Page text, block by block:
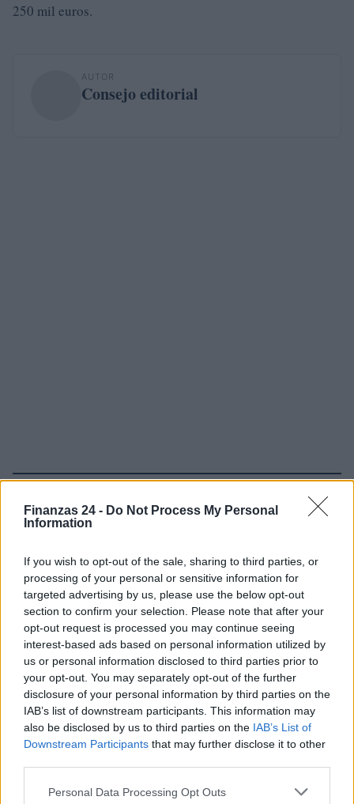
Finanzas 24 - Do Not Process My Personal
Information
If you wish to opt-out of the sale, sharing to third parties, or
processing of your personal or sensitive information for
targeted advertising by us, please use the below opt-out
section to confirm your selection. Please note that after your
opt-out request is processed you may continue seeing
interest-based ads based on personal information utilized by
us or personal information disclosed to third parties prior to
your opt-out. You may separately opt-out of the further
disclosure of your personal information by third parties on the
IAB’s list of downstream participants. This information may
also be disclosed by us to third parties on the IAB’s List of
Downstream Participants that may further disclose it to other
Please note that this website/app uses one or more Google
Personal Data Processing Opt Outs
250 mil euros.
AUTOR
Consejo editorial
Sigue leyendo
El empresario José Elías analiza el mercado inmobiliario y sus
Marta Ruiz · 5 Ago 2026